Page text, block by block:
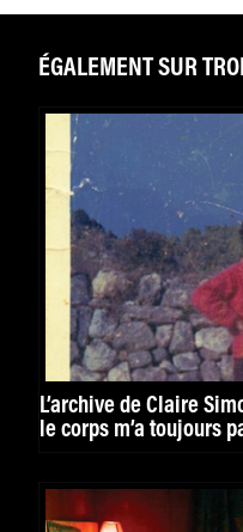
ÉGALEMENT SUR
L’archive de Claire
le corps m’a toujours